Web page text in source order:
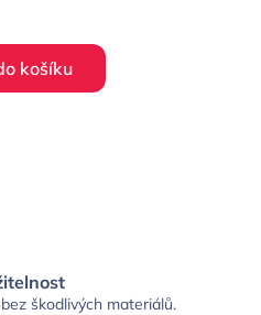
košíku
škodlivých materiálů.